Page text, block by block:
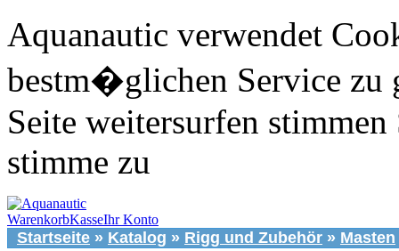
Aquanautic verwendet
bestm�glichen Service zu
Seite weitersurfen stimmen
stimme zu
WarenkorbKasseIhr Konto
Startseite » Katalog » Rigg und Zubehör » Masten